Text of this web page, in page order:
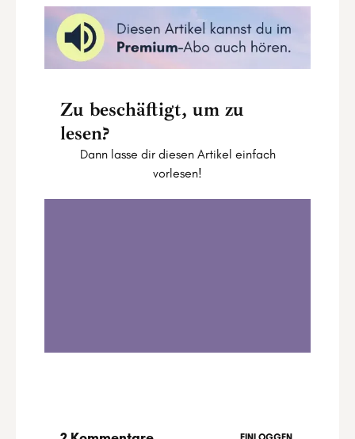
Zu beschäftigt, um zu
lesen?
Dann lasse dir diesen Artikel einfach
vorlesen!